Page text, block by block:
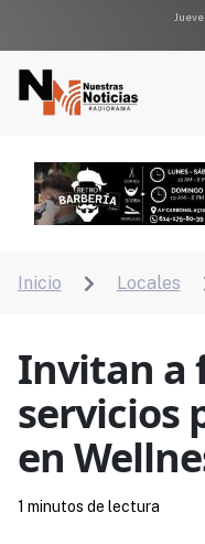
Inicio  Locales
Invitan a
servicios
en
1 minutos de lectura